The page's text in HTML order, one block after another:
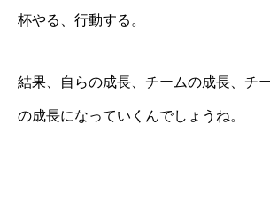
杯やる、行動する。
結果、自らの成長、チームの成長、チ
の成長になっていくんでしょうね。